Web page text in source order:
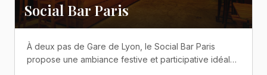
Social Bar Paris
À deux pas de Gare de Lyon, le Social Bar Paris
propose une ambiance festive et participative idéale